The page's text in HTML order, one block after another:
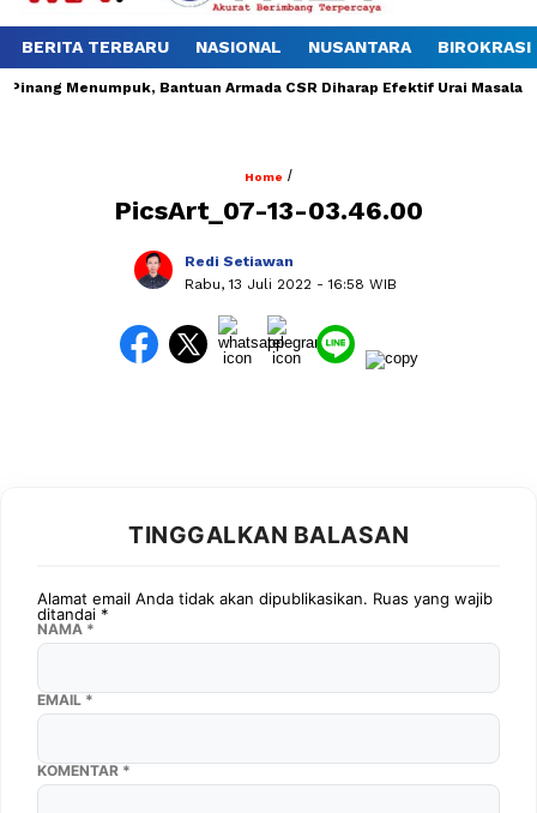
BERITA TERBARU NASIONAL NUSANTARA BIROKRASI
Menumpuk, Bantuan Armada CSR Diharap Efektif Urai Masalah
Home /
PicsArt_07-13-03.46.00
Redi Setiawan
Rabu, 13 Juli 2022 - 16:58 WIB
TINGGALKAN BALASAN
Alamat email Anda tidak akan dipublikasikan. Ruas yang wajib
ditandai *
KOMENTAR *
NAMA *
EMAIL *